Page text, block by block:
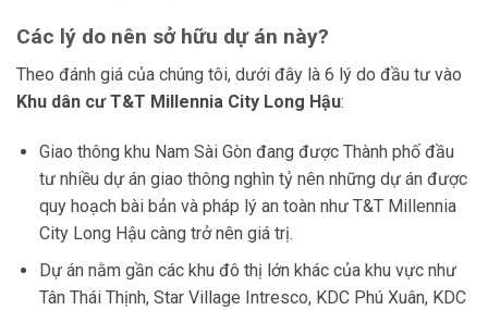
Các lý do nên sở hữu dự án này?
Theo đánh giá của chúng tôi, dưới đây là 6 lý do đầu tư vào
Khu dân cư T&T Millennia City Long Hậu:
Giao thông khu Nam Sài Gòn đang được Thành phố đầu
tư nhiều dự án giao thông nghìn tỷ nên những dự án được
quy hoạch bài bản và pháp lý an toàn như T&T Millennia
City Long Hậu càng trở nên giá trị.
Dự án nằm gần các khu đô thị lớn khác của khu vực như
Tân Thái Thịnh, Star Village Intresco, KDC Phú Xuân, KDC